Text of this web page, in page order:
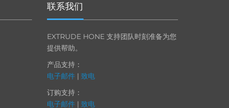
联系我们
EXTRUDE HONE 支持团队时刻准备为您
提供帮助。
产品支持：
电子邮件| 致电
订购支持：
电子邮件| 致电